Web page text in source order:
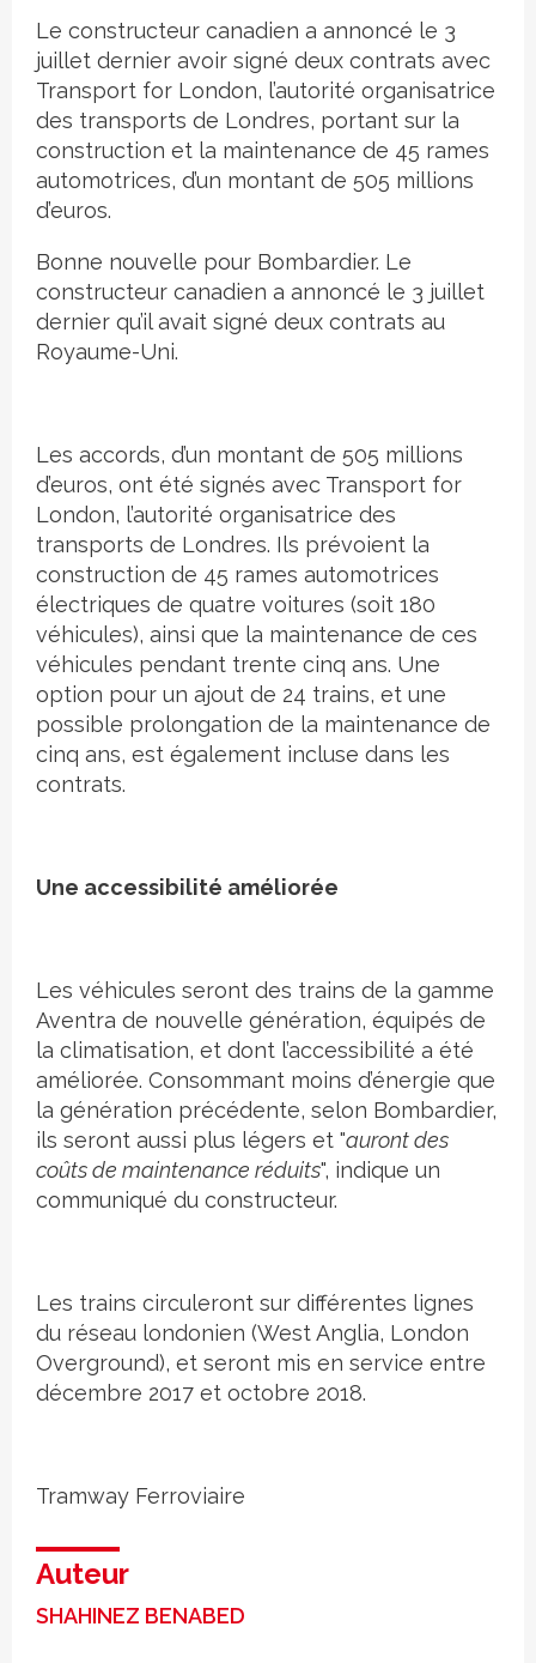
Crédit photo
Le constructeur canadien a annoncé le 3
juillet dernier avoir signé deux contrats avec
Transport for London, l’autorité organisatrice
des transports de Londres, portant sur la
construction et la maintenance de 45 rames
automotrices, d’un montant de 505 millions
d’euros.
Bonne nouvelle pour Bombardier. Le
constructeur canadien a annoncé le 3 juillet
dernier qu’il avait signé deux contrats au
Royaume-Uni.
Les accords, d’un montant de 505 millions
d’euros, ont été signés avec Transport for
London, l’autorité organisatrice des
transports de Londres. Ils prévoient la
construction de 45 rames automotrices
électriques de quatre voitures (soit 180
véhicules), ainsi que la maintenance de ces
véhicules pendant trente cinq ans. Une
option pour un ajout de 24 trains, et une
possible prolongation de la maintenance de
cinq ans, est également incluse dans les
contrats.
Une accessibilité améliorée
Les véhicules seront des trains de la gamme
Aventra de nouvelle génération, équipés de
la climatisation, et dont l’accessibilité a été
améliorée. Consommant moins d’énergie que
la génération précédente, selon Bombardier,
ils seront aussi plus légers et "auront des
coûts de maintenance réduits", indique un
communiqué du constructeur.
Les trains circuleront sur différentes lignes
du réseau londonien (West Anglia, London
Overground), et seront mis en service entre
décembre 2017 et octobre 2018.
Tramway Ferroviaire
Auteur
SHAHINEZ BENABED